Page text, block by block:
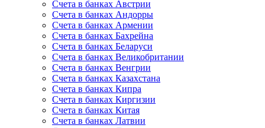
Счета в банках Австрии
Счета в банках Андорры
Счета в банках Армении
Счета в банках Бахрейна
Счета в банках Беларуси
Счета в банках Великобритании
Счета в банках Венгрии
Счета в банках Казахстана
Счета в банках Кипра
Счета в банках Киргизии
Счета в банках Китая
Счета в банках Латвии